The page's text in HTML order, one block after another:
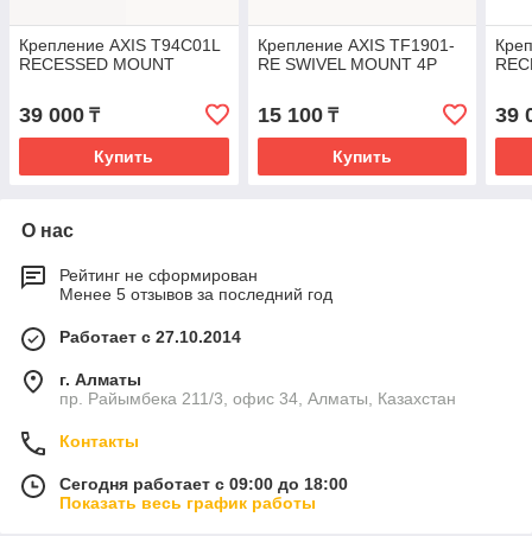
Крепление AXIS T94C01L
RECESSED MOUNT
39 000 ₸
Купить
Крепление AXIS TF1901-
RE SWIVEL MOUNT 4P
15 100₸
Купить
39
О нас
Рейтинг не сформирован
Менее 5 отзывов за последний год
Работает с 27.10.2014
г. Алматы
пр. Райымбека 211/3, офис 34, Алматы, Казахстан
Контакты
Сегодня работает с 09:00 до 18:00
Показать весь график работы